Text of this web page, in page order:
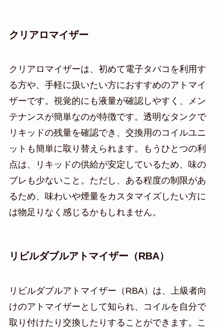
クリアロマイザー
クリアロマイザーは、初めて電子タバコを利用す
る方や、手軽に扱いたい方におすすめのアトマイ
ザーです。視覚的にも液量が確認しやすく、メン
テナンスが簡単なのが特徴です。透明なタンクで
リキッドの残量を確認でき、交換用のコイルユニ
ットも簡単に取り替えられます。もうひとつの利
点は、リキッドの供給が安定しているため、味の
ブレも少ないこと。ただし、ある程度の制限があ
るため、味わいや煙量をカスタマイズしたい方に
は物足りなく感じるかもしれません。
リビルダブルアトマイザー（RBA）
リビルダブルアトマイザー（RBA）は、上級者向
けのアトマイザーとして知られ、コイルを自分で
取り付けたり交換したりすることができます。こ